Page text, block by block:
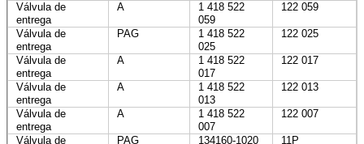
Válvula de
entrega
A
1 418 522
059
122 059
Válvula de
entrega
PAG
1 418 522
025
122 025
Válvula de
entrega
A
1 418 522
017
122 017
Válvula de
entrega
A
1 418 522
013
122 013
Válvula de
entrega
A
1 418 522
007
122 007
Válvula de
PAG 134160-1020 11P